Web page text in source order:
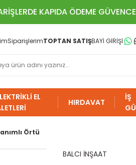
KAPIDA ÖDEME
SiparişlerimTOPTAN SATIŞBAYİ GİRİŞİ
EL
HIRDAVAT
İŞ
Örtü
BALCI İNŞAAT